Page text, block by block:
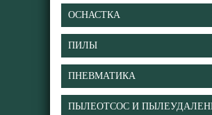
ОСНАСТКА
ПИЛЫ
ПНЕВМАТИКА
ПЫЛЕОТСОС И